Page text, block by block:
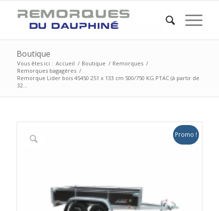
Boutique
Vous êtes ici : Accueil / Boutique / Remorques /
Remorques bagagères /
Remorque Lider bois 45450 251 x 133 cm 500/750 KG PTAC (à partir de
32...
Promo !